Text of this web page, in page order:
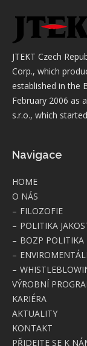
JTEKT Czech
Corp., which
established in the
February 2006 as
s.r.o., which
Navigace
HOME
O NÁS
FILOZOFIE
POLITIKA
BOZP POLITIKA
VÝROBNÍ
KARIÉRA
AKTUALITY
KONTAKT
PŘIDEJTE SE K